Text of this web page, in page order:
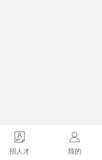
招人才 我的